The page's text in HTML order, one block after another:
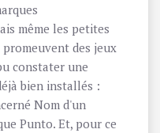
même les petites
des jeux
constater une
bien installés :
Nom d'un
Punto. Et, pour ce